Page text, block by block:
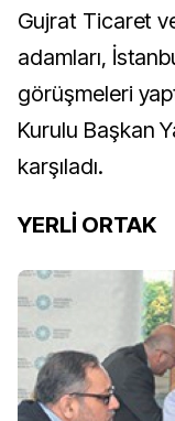
Gujrat Ticaret
adamları,
görüşmeleri
Kurulu Başkan
karşıladı.
YERLİ ORTAK